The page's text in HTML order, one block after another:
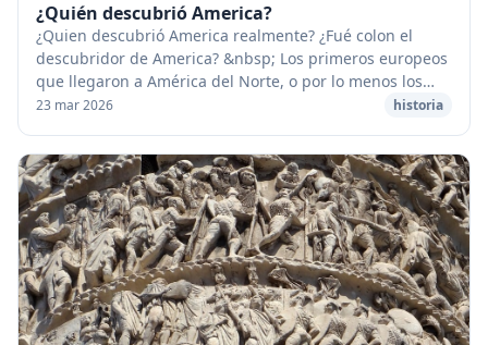
¿Quién descubrió America?
¿Quien descubrió America realmente? ¿Fué colon el
descubridor de America? &nbsp; Los primeros europeos
que llegaron a América del Norte, o por lo menos los
primeros de quienes se tienen pruebas irrefu...
23 mar 2026 historia